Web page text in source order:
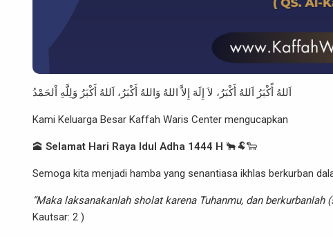
اَللهُ أًكْبَرُ اَللهُ أَكْبَرُ، لاَ إِلَهَ إِلاَّ اللهُ وَاللهُ أَكْبَرُ، اَللهُ أَكْبَرُ وَلِلَّهِ اْلحَمْدُ
Kami Keluarga Besar Kaffah Waris Center mengucapkan
🕋 Selamat Hari Raya Idul Adha 1444 H 🐂🐏🐑
Semoga kita menjadi hamba yang senantiasa ikhlas berkurban
“Maka laksanakanlah sholat karena Tuhanmu, dan
Kautsar: 2 )